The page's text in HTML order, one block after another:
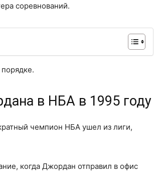
соревнований.
в НБА в 1995 году
чемпион НБА ушел из лиги,
когда Джордан отправил в офис